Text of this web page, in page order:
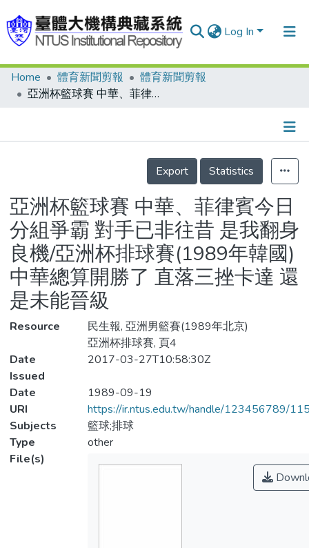
Log In
Communities & Collections
Statistics
Home 體育新聞剪報
體育新聞剪報
亞洲杯籃球賽 中華、菲律賓今日分組爭霸 對手已非往昔 是我翻身良機/亞洲杯排球賽(1989年韓國) 中華總算開勝了 直落三挫卡達 還是未能晉級
Details
Export
Statistics
亞洲杯籃球賽 中華、菲律賓今日
分組爭霸 對手已非往昔 是我翻身
良機/亞洲杯排球賽(1989年韓國)
中華總算開勝了 直落三挫卡達 還
是未能晉級
Resource
民生報, 亞洲男籃賽(1989年北京)
亞洲杯排球賽, 頁4
Date
Issued
2017-03-27T10:58:30Z
Date
1989-09-19
URI
https://ir.ntus.edu.tw/handle/123456789/
Subjects
籃球;排球
Type
other
File(s)